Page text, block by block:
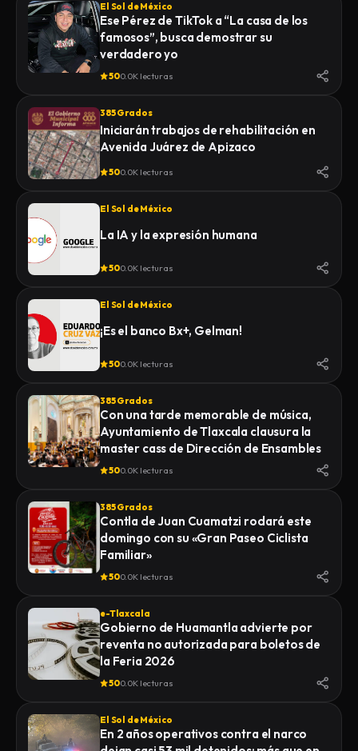
El Sol de México
Ese Pérez de TikTok a “La casa de los
famosos”, busca demostrar su
verdadero yo
500.0K lecturas
385 Grados
Iniciarán trabajos de rehabilitación en
Avenida Juárez de Apizaco
500.0K lecturas
El Sol de México
La IA y la expresión humana
500.0K lecturas
El Sol de México
¡Es el banco Bx+, Gelman!
500.0K lecturas
385 Grados
Con una tarde memorable de música,
Ayuntamiento de Tlaxcala clausura la
master cass de Dirección de Ensambles
500.0K lecturas
385 Grados
Contla de Juan Cuamatzi rodará este
domingo con su «Gran Paseo Ciclista
Familiar»
500.0K lecturas
e-Tlaxcala
Gobierno de Huamantla advierte por
reventa no autorizada para boletos de
la Feria 2026
500.0K lecturas
El Sol de México
En 2 años operativos contra el narco